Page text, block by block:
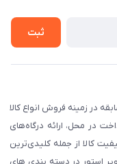
ثبت
در زمینه فروش انواع کالا
در محل، ارائه درگاه‌های
کالا از جمله کلیدی‌ترین
استور در دسته بندی های